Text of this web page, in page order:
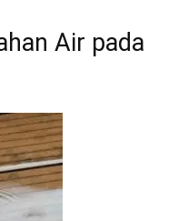
Air pada